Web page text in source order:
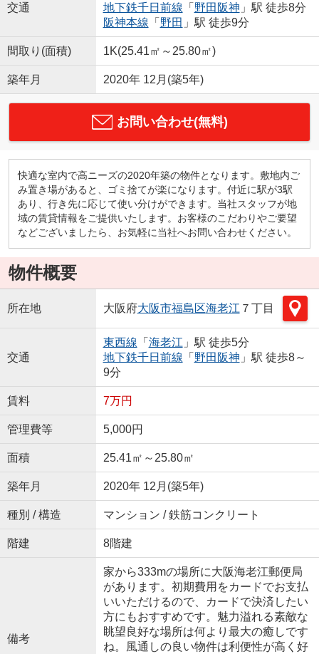
交通
地下鉄千日前線 「 野田阪神 」駅 徒歩8分
阪神本線 「 野田 」駅 徒歩9分
間取り(面積) 1K(25.41㎡～25.80㎡)
築年月 2020年 12月(築5年)
お問い合わせ(無料)
快適な室内で高ニーズの2020年築の物件となります。敷地内ご
み置き場があると、ゴミ捨てが楽になります。付近に駅が3駅
あり、行き先に応じて使い分けができます。当社スタッフが地
域の賃貸情報をご提供いたします。お客様のこだわりやご要望
などございましたら、お気軽に当社へお問い合わせください。
物件概要
所在地 大阪府大阪市福島区海老江 ７丁目
交通
東西線 「 海老江 」駅 徒歩5分
地下鉄千日前線 「 野田阪神 」駅 徒歩8～
9分
賃料 7万円
管理費等 5,000円
面積 25.41㎡～25.80㎡
築年月 2020年 12月(築5年)
種別 / 構造 マンション / 鉄筋コンクリート
階建 8階建
備考
家から333mの場所に大阪海老江郵便局
があります。初期費用をカードでお支払
いいただけるので、カードで決済したい
方にもおすすめです。魅力溢れる素敵な
眺望良好な場所は何より最大の癒しです
ね。風通しの良い物件は利便性が高く好